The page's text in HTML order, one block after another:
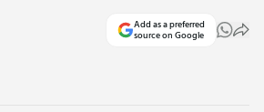
Add as a preferred
source on Google